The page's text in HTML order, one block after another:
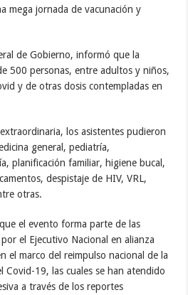
mega jornada de vacunación y
de Gobierno, informó que la
500 personas, entre adultos y niños,
y de otras dosis contempladas en
los asistentes pudieron
general, pediatría,
planificación familiar, higiene bucal,
despistaje de HIV, VRL,
otras.
el evento forma parte de las
el Ejecutivo Nacional en alianza
el marco del reimpulso nacional de la
Covid-19, las cuales se han atendido
a través de los reportes